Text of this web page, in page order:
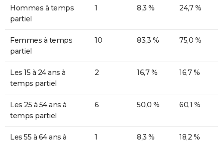
Hommes à temps
partiel
1 8,3 % 24,7 %
Femmes à temps
partiel
10 83,3 % 75,0 %
Les 15 à 24 ans à
temps partiel
2 16,7 % 16,7 %
Les 25 à 54 ans à
temps partiel
6 50,0 % 60,1 %
Les 55 à 64 ans à
1 8,3 % 18,2 %